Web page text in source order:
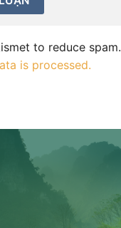
to reduce spam.
is processed.